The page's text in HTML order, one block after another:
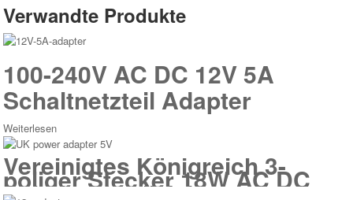
Verwandte Produkte
100-240V AC DC 12V 5A
Schaltnetzteil Adapter
Weiterlesen
Vereinigtes Königreich 3-
poliger Stecker 18W AC DC